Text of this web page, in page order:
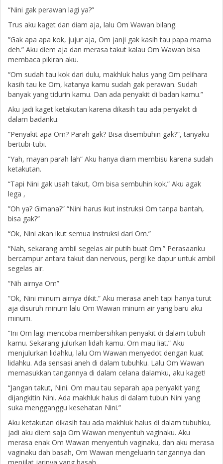
“Nini gak perawan lagi ya?”
Trus aku kaget dan diam aja, lalu Om Wawan bilang.
”Gak apa apa kok, jujur aja, Om janji gak kasih tau papa mama
deh.” Aku diem aja dan merasa takut kalau Om Wawan bisa
membaca pikiran aku.
“Om sudah tau kok dari dulu, makhluk halus yang Om pelihara
kasih tau ke Om, katanya kamu sudah gak perawan. Sudah
banyak yang tidurin kamu. Dan ada penyakit di badan kamu.”
Aku jadi kaget ketakutan karena dikasih tau ada penyakit di
dalam badanku.
“Penyakit apa Om? Parah gak? Bisa disembuhin gak?”, tanyaku
bertubi-tubi.
“Yah, mayan parah lah” Aku hanya diam membisu karena sudah
ketakutan.
“Tapi Nini gak usah takut, Om bisa sembuhin kok.” Aku agak
lega ,
”Oh ya? Gimana?” “Nini harus ikut instruksi Om tanpa bantah,
bisa gak?”
“Ok, Nini akan ikut semua instruksi dari Om.”
“Nah, sekarang ambil segelas air putih buat Om.” Perasaanku
bercampur antara takut dan nervous, pergi ke dapur untuk ambil
segelas air.
“Nih airnya Om”
“Ok, Nini minum airnya dikit.” Aku merasa aneh tapi hanya turut
aja disuruh minum lalu Om Wawan minum air yang baru aku
minum.
“Ini Om lagi mencoba membersihkan penyakit di dalam tubuh
kamu. Sekarang julurkan lidah kamu. Om mau liat.” Aku
menjulurkan lidahku, lalu Om Wawan menyedot dengan kuat
lidahku. Ada sensasi aneh di dalam tubuhku. Lalu Om Wawan
memasukkan tangannya di dalam celana dalamku, aku kaget!
“Jangan takut, Nini. Om mau tau separah apa penyakit yang
dijangkitin Nini. Ada makhluk halus di dalam tubuh Nini yang
suka mengganggu kesehatan Nini.”
Aku ketakutan dikasih tau ada makhluk halus di dalam tubuhku,
jadi aku diem saja Om Wawan menyentuh vaginaku. Aku
merasa enak Om Wawan menyentuh vaginaku, dan aku merasa
vaginaku dah basah, Om Wawan mengeluarin tangannya dan
menjilat jarinya yang basah.